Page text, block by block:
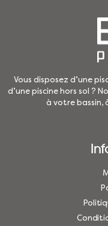
Vous disposez d’une
d’une piscine hors sol ?
à votre bassin,